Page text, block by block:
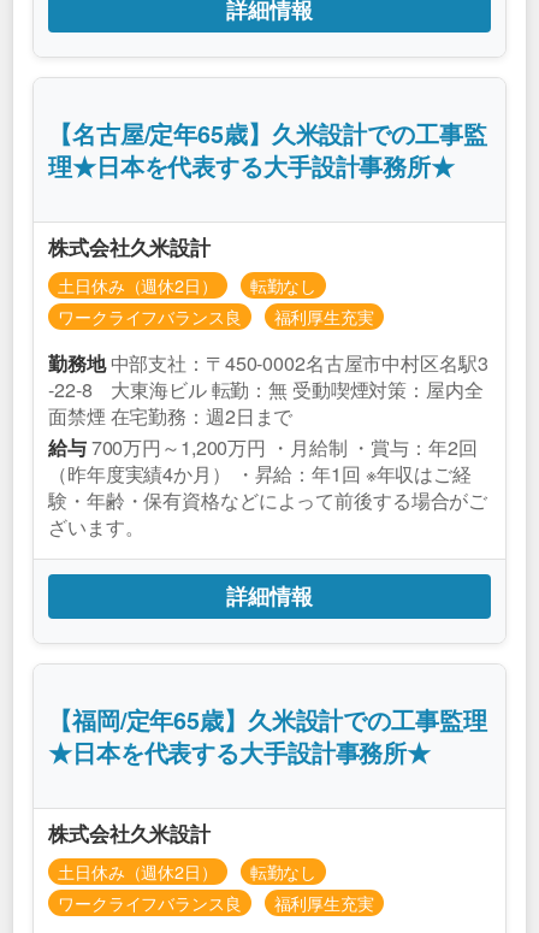
詳細情報
【名古屋/定年65歳】久米設計での工事監
理★日本を代表する大手設計事務所★
株式会社久米設計
土日休み（週休2日）
転勤なし
ワークライフバランス良
福利厚生充実
勤務地中部支社：〒450-0002名古屋市中村区名駅3
-22-8 大東海ビル 転勤：無 受動喫煙対策：屋内全
面禁煙 在宅勤務：週2日まで
給与700万円～1,200万円 ・月給制 ・賞与：年2回
（昨年度実績4か月） ・昇給：年1回 ※年収はご経
験・年齢・保有資格などによって前後する場合がご
ざいます。
詳細情報
【福岡/定年65歳】久米設計での工事監理
★日本を代表する大手設計事務所★
株式会社久米設計
土日休み（週休2日）
転勤なし
ワークライフバランス良
福利厚生充実